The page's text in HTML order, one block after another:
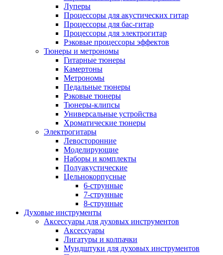
Луперы
Процессоры для акустических гитар
Процессоры для бас-гитар
Процессоры для электрогитар
Рэковые процессоры эффектов
Тюнеры и метрономы
Гитарные тюнеры
Камертоны
Метрономы
Педальные тюнеры
Рэковые тюнеры
Тюнеры-клипсы
Универсальные устройства
Хроматические тюнеры
Электрогитары
Левосторонние
Моделирующие
Наборы и комплекты
Полуакустические
Цельнокорпусные
6-струнные
7-струнные
8-струнные
Духовые инструменты
Аксессуары для духовых инструментов
Аксессуары
Лигатуры и колпачки
Мундштуки для духовых инструментов